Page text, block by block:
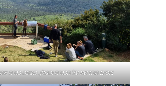
צופים מהדשא על הכנרת והגולן. מצפה כנרת